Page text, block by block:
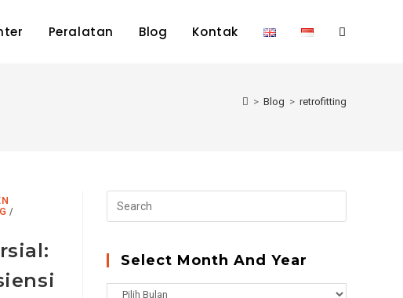
Peralatan Blog Kontak Toggle
> Blog > retrofitting
/
Escape
Select Month And Year
Select